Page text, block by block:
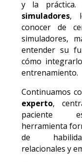
y la
simuladores,
conocer de
simuladores,
entender su
cómo
entrenamiento.
Continuamos
experto,
paciente
herramienta
de
relacionales y